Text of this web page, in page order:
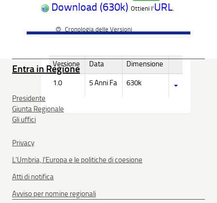
Download (630k) Ottieni l'URL.
Cronologia delle Versioni
Versione Data Dimensione
1.0 5 Anni Fa 630k
Entra in Regione
Presidente
Giunta Regionale
Gli uffici
Privacy
L'Umbria, l'Europa e le politiche di coesione
Atti di notifica
Avviso per nomine regionali